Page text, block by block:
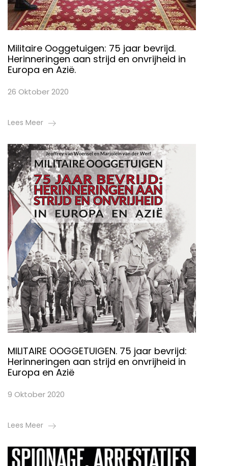
Militaire Ooggetuigen: 75 jaar bevrijd.
Herinneringen aan strijd en onvrijheid in
Europa en Azië.
26 Oktober 2020
Lees Meer
MILITAIRE OOGGETUIGEN. 75 jaar bevrijd:
Herinneringen aan strijd en onvrijheid in
Europa en Azië
9 Oktober 2020
Lees Meer